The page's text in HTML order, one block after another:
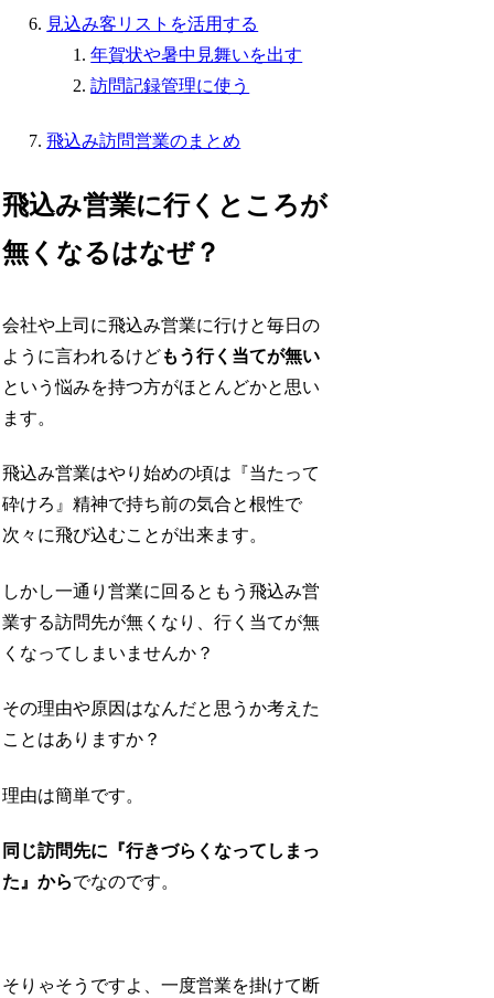
見込み客リストを活用する
年賀状や暑中見舞いを出す
訪問記録管理に使う
飛込み訪問営業のまとめ
飛込み営業に行くところが
無くなるはなぜ？
会社や上司に飛込み営業に行けと毎日の
ように言われるけどもう行く当てが無い
という悩みを持つ方がほとんどかと思い
ます。
飛込み営業はやり始めの頃は『当たって
砕けろ』精神で持ち前の気合と根性で
次々に飛び込むことが出来ます。
しかし一通り営業に回るともう飛込み営
業する訪問先が無くなり、行く当てが無
くなってしまいませんか？
その理由や原因はなんだと思うか考えた
ことはありますか？
理由は簡単です。
同じ訪問先に『行きづらくなってしまっ
た』からでなのです。
そりゃそうですよ、一度営業を掛けて断